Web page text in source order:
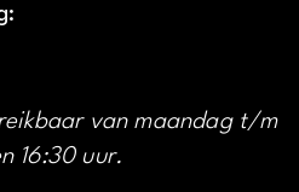
van maandag t/m
16:30 uur.